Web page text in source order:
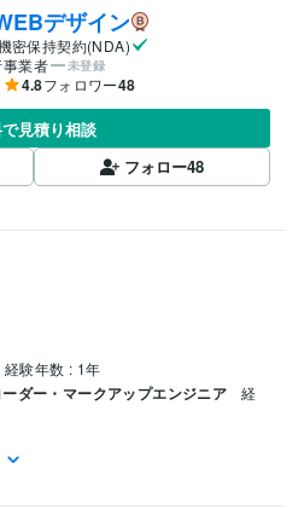
デザイン
密保持契約(NDA)
業者
未登録
4.8フォロワー48
見積り相談
フォロー48
経験年数 : 1年
ダー・マークアップエンジニア
経
ーク